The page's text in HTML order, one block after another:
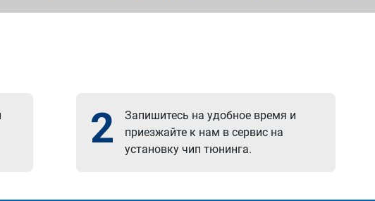
2
Запишитесь на удобное время и
приезжайте к нам в сервис на
установку чип тюнинга.